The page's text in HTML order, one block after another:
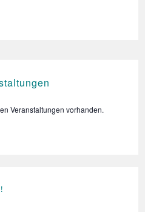
Veranstaltungen vorhanden.